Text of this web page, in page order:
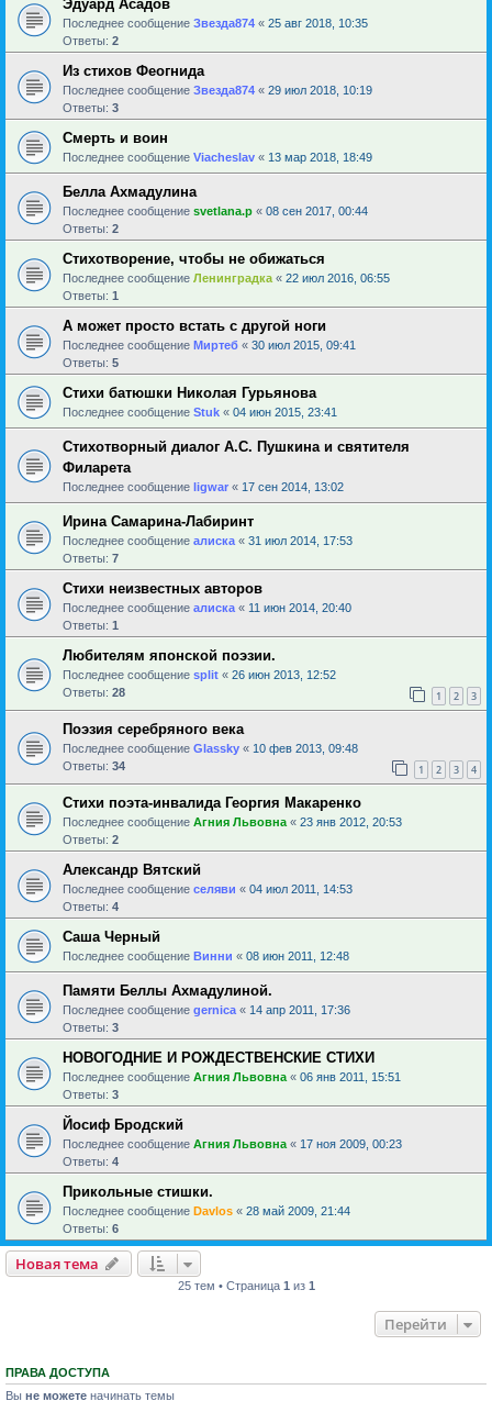
Эдуард Асадов
Последнее сообщение Звезда874 « 25 авг 2018, 10:35
Ответы: 2
Из стихов Феогнида
Последнее сообщение Звезда874 « 29 июл 2018, 10:19
Ответы: 3
Смерть и воин
Последнее сообщение Viacheslav « 13 мар 2018, 18:49
Белла Ахмадулина
Последнее сообщение svetlana.p « 08 сен 2017, 00:44
Ответы: 2
Стихотворение, чтобы не обижаться
Последнее сообщение Ленинградка « 22 июл 2016, 06:55
Ответы: 1
А может просто встать с другой ноги
Последнее сообщение Миртеб « 30 июл 2015, 09:41
Ответы: 5
Стихи батюшки Николая Гурьянова
Последнее сообщение Stuk « 04 июн 2015, 23:41
Стихотворный диалог А.С. Пушкина и святителя
Филарета
Последнее сообщение ligwar « 17 сен 2014, 13:02
Ирина Самарина-Лабиринт
Последнее сообщение алиска « 31 июл 2014, 17:53
Ответы: 7
Стихи неизвестных авторов
Последнее сообщение алиска « 11 июн 2014, 20:40
Ответы: 1
Любителям японской поэзии.
Последнее сообщение sрlit « 26 июн 2013, 12:52
Ответы: 28 1 2 3
Поэзия серебряного века
Последнее сообщение Glassky « 10 фев 2013, 09:48
Ответы: 34 1 2 3 4
Стихи поэта-инвалида Георгия Макаренко
Последнее сообщение Агния Львовна « 23 янв 2012, 20:53
Ответы: 2
Александр Вятский
Последнее сообщение селяви « 04 июл 2011, 14:53
Ответы: 4
Саша Черный
Последнее сообщение Винни « 08 июн 2011, 12:48
Памяти Беллы Ахмадулиной.
Последнее сообщение gernica « 14 апр 2011, 17:36
Ответы: 3
НОВОГОДНИЕ И РОЖДЕСТВЕНСКИЕ СТИХИ
Последнее сообщение Агния Львовна « 06 янв 2011, 15:51
Ответы: 3
Йосиф Бродский
Последнее сообщение Агния Львовна « 17 ноя 2009, 00:23
Ответы: 4
Прикольные стишки.
Последнее сообщение Davlos « 28 май 2009, 21:44
Ответы: 6
Новая тема
25 тем • Страница 1 из 1
Перейти
ПРАВА ДОСТУПА
Вы не можете начинать темы